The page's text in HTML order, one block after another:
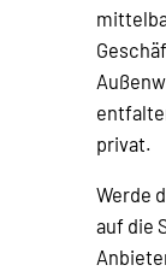
privat.
Werde
auf die